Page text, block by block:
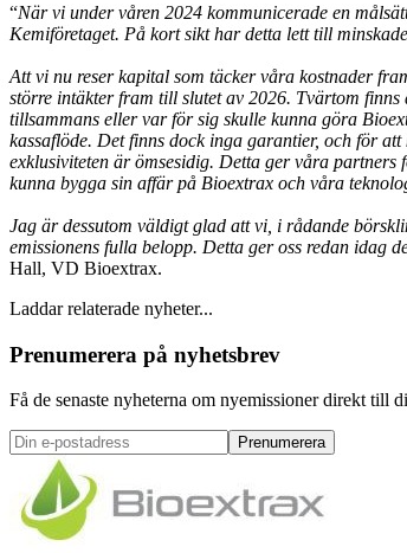
“När vi under våren 2024 kommunicerade en
Kemiföretaget. På kort sikt har detta lett till
Att vi nu reser kapital som täcker våra kostnader
större intäkter fram till slutet av 2026. Tvärtom
tillsammans eller var för sig skulle kunna göra
kassaflöde. Det finns dock inga garantier, och för
exklusiviteten är ömsesidig. Detta ger våra
kunna bygga sin affär på Bioextrax och våra
Jag är dessutom väldigt glad att vi, i rådande
emissionens fulla belopp. Detta ger oss redan idag
Hall, VD Bioextrax.
Laddar relaterade nyheter...
Prenumerera på nyhetsbrev
Få de senaste nyheterna om nyemissioner direkt till
Prenumerera